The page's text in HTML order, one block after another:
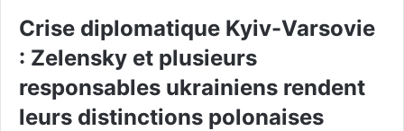
Crise diplomatique Kyiv-Varsovie
: Zelensky et plusieurs
responsables ukrainiens rendent
leurs distinctions polonaises